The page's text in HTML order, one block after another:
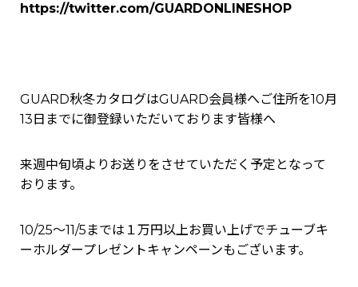
https://twitter.com/GUARDONLINESHOP
GUARD秋冬カタログはGUARD会員様へご住所を10月
13日までに御登録いただいております皆様へ
来週中旬頃よりお送りをさせていただく予定となって
おります。
10/25～11/5までは１万円以上お買い上げでチューブキ
ーホルダープレゼントキャンペーンもございます。